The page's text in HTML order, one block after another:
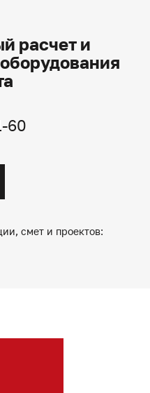
расчет и
60
смет и проектов: